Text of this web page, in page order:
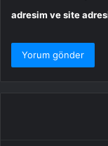
adresim ve site